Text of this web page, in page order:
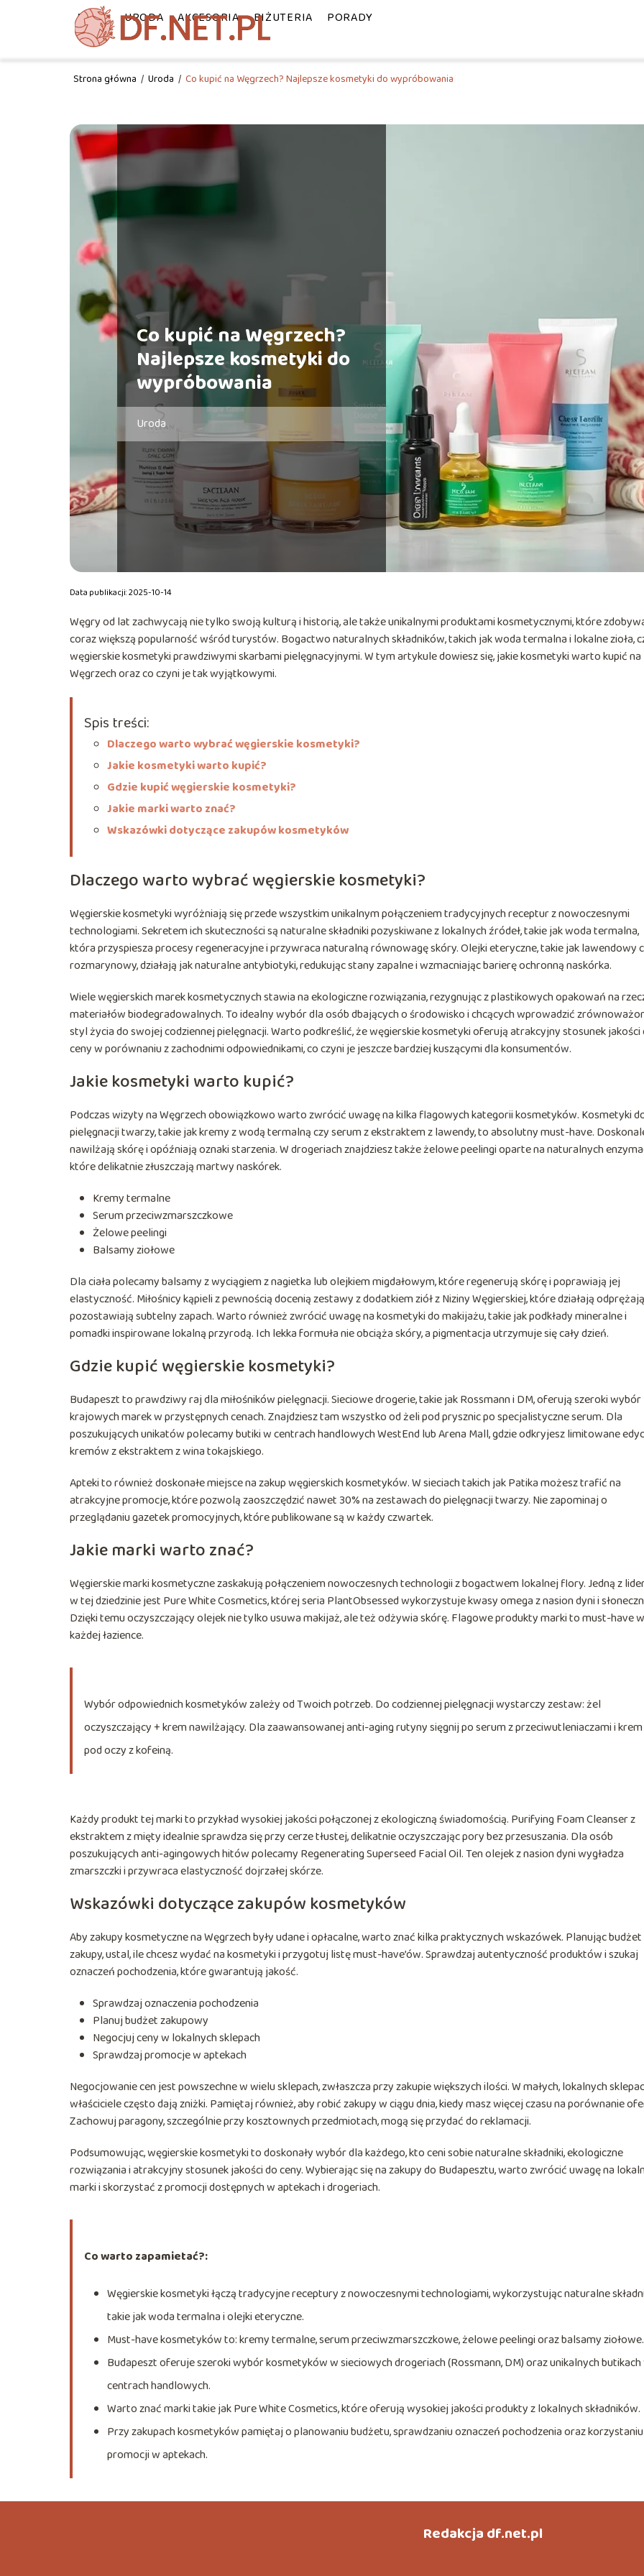
MODA URODA AKCESORIA BIŻUTERIA PORADY
Strona główna / Uroda / Co kupić na Węgrzech? Najlepsze kosmetyki do wypróbowania
Co kupić na Węgrzech?
Najlepsze kosmetyki do
wypróbowania
Uroda
Data publikacji: 2025-10-14
Węgry od lat zachwycają nie tylko swoją kulturą i historią, ale także unikalnymi produktami kosmetycznymi, które
coraz większą popularność wśród turystów. Bogactwo naturalnych składników, takich jak woda termalna i lokalne zioła,
węgierskie kosmetyki prawdziwymi skarbami pielęgnacyjnymi. W tym artykule dowiesz się, jakie kosmetyki warto kupić na
Węgrzech oraz co czyni je tak wyjątkowymi.
Spis treści:
Dlaczego warto wybrać węgierskie kosmetyki?
Jakie kosmetyki warto kupić?
Gdzie kupić węgierskie kosmetyki?
Jakie marki warto znać?
Wskazówki dotyczące zakupów kosmetyków
Dlaczego warto wybrać węgierskie kosmetyki?
Węgierskie kosmetyki wyróżniają się przede wszystkim unikalnym połączeniem tradycyjnych receptur z nowoczesnymi
technologiami. Sekretem ich skuteczności są naturalne składniki pozyskiwane z lokalnych źródeł, takie jak woda termalna,
która przyspiesza procesy regeneracyjne i przywraca naturalną równowagę skóry. Olejki eteryczne, takie jak lawendowy
rozmarynowy, działają jak naturalne antybiotyki, redukując stany zapalne i wzmacniając barierę ochronną naskórka.
Wiele węgierskich marek kosmetycznych stawia na ekologiczne rozwiązania, rezygnując z plastikowych opakowań na
materiałów biodegradowalnych. To idealny wybór dla osób dbających o środowisko i chcących wprowadzić
styl życia do swojej codziennej pielęgnacji. Warto podkreślić, że węgierskie kosmetyki oferują atrakcyjny stosunek jakości
ceny w porównaniu z zachodnimi odpowiednikami, co czyni je jeszcze bardziej kuszącymi dla konsumentów.
Jakie kosmetyki warto kupić?
Podczas wizyty na Węgrzech obowiązkowo warto zwrócić uwagę na kilka flagowych kategorii kosmetyków. Kosmetyki
pielęgnacji twarzy, takie jak kremy z wodą termalną czy serum z ekstraktem z lawendy, to absolutny must-have.
nawilżają skórę i opóźniają oznaki starzenia. W drogeriach znajdziesz także żelowe peelingi oparte na naturalnych
które delikatnie złuszczają martwy naskórek.
Kremy termalne
Serum przeciwzmarszczkowe
Żelowe peelingi
Balsamy ziołowe
Dla ciała polecamy balsamy z wyciągiem z nagietka lub olejkiem migdałowym, które regenerują skórę i poprawiają jej
elastyczność. Miłośnicy kąpieli z pewnością docenią zestawy z dodatkiem ziół z Niziny Węgierskiej, które działają
pozostawiają subtelny zapach. Warto również zwrócić uwagę na kosmetyki do makijażu, takie jak podkłady mineralne i
pomadki inspirowane lokalną przyrodą. Ich lekka formuła nie obciąża skóry, a pigmentacja utrzymuje się cały dzień.
Gdzie kupić węgierskie kosmetyki?
Budapeszt to prawdziwy raj dla miłośników pielęgnacji. Sieciowe drogerie, takie jak Rossmann i DM, oferują szeroki wybór
krajowych marek w przystępnych cenach. Znajdziesz tam wszystko od żeli pod prysznic po specjalistyczne serum. Dla
poszukujących unikatów polecamy butiki w centrach handlowych WestEnd lub Arena Mall, gdzie odkryjesz limitowane
kremów z ekstraktem z wina tokajskiego.
Apteki to również doskonałe miejsce na zakup węgierskich kosmetyków. W sieciach takich jak Patika możesz trafić na
atrakcyjne promocje, które pozwolą zaoszczędzić nawet 30% na zestawach do pielęgnacji twarzy. Nie zapominaj o
przeglądaniu gazetek promocyjnych, które publikowane są w każdy czwartek.
Jakie marki warto znać?
Węgierskie marki kosmetyczne zaskakują połączeniem nowoczesnych technologii z bogactwem lokalnej flory. Jedną z
w tej dziedzinie jest Pure White Cosmetics, której seria PlantObsessed wykorzystuje kwasy omega z nasion dyni i
Dzięki temu oczyszczający olejek nie tylko usuwa makijaż, ale też odżywia skórę. Flagowe produkty marki to must-have w
każdej łazience.
Wybór odpowiednich kosmetyków zależy od Twoich potrzeb. Do codziennej pielęgnacji wystarczy zestaw: żel
oczyszczający + krem nawilżający. Dla zaawansowanej anti-aging rutyny sięgnij po serum z przeciwutleniaczami i krem
pod oczy z kofeiną.
Każdy produkt tej marki to przykład wysokiej jakości połączonej z ekologiczną świadomością. Purifying Foam Cleanser z
ekstraktem z mięty idealnie sprawdza się przy cerze tłustej, delikatnie oczyszczając pory bez przesuszania. Dla osób
poszukujących anti-agingowych hitów polecamy Regenerating Superseed Facial Oil. Ten olejek z nasion dyni wygładza
zmarszczki i przywraca elastyczność dojrzałej skórze.
Wskazówki dotyczące zakupów kosmetyków
Aby zakupy kosmetyczne na Węgrzech były udane i opłacalne, warto znać kilka praktycznych wskazówek. Planując budżet
zakupy, ustal, ile chcesz wydać na kosmetyki i przygotuj listę must-have’ów. Sprawdzaj autentyczność produktów i szukaj
oznaczeń pochodzenia, które gwarantują jakość.
Sprawdzaj oznaczenia pochodzenia
Planuj budżet zakupowy
Negocjuj ceny w lokalnych sklepach
Sprawdzaj promocje w aptekach
Negocjowanie cen jest powszechne w wielu sklepach, zwłaszcza przy zakupie większych ilości. W małych, lokalnych
właściciele często dają zniżki. Pamiętaj również, aby robić zakupy w ciągu dnia, kiedy masz więcej czasu na porównanie
Zachowuj paragony, szczególnie przy kosztownych przedmiotach, mogą się przydać do reklamacji.
Podsumowując, węgierskie kosmetyki to doskonały wybór dla każdego, kto ceni sobie naturalne składniki, ekologiczne
rozwiązania i atrakcyjny stosunek jakości do ceny. Wybierając się na zakupy do Budapesztu, warto zwrócić uwagę na
marki i skorzystać z promocji dostępnych w aptekach i drogeriach.
Co warto zapamietać?:
Węgierskie kosmetyki łączą tradycyjne receptury z nowoczesnymi technologiami, wykorzystując naturalne
takie jak woda termalna i olejki eteryczne.
Must-have kosmetyków to: kremy termalne, serum przeciwzmarszczkowe, żelowe peelingi oraz balsamy ziołowe.
Budapeszt oferuje szeroki wybór kosmetyków w sieciowych drogeriach (Rossmann, DM) oraz unikalnych butikach
centrach handlowych.
Warto znać marki takie jak Pure White Cosmetics, które oferują wysokiej jakości produkty z lokalnych składników.
Przy zakupach kosmetyków pamiętaj o planowaniu budżetu, sprawdzaniu oznaczeń pochodzenia oraz
promocji w aptekach.
Redakcja df.net.pl